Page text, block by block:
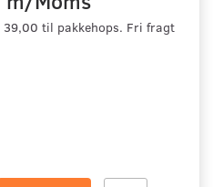
39,00 til pakkehops. Fri fragt